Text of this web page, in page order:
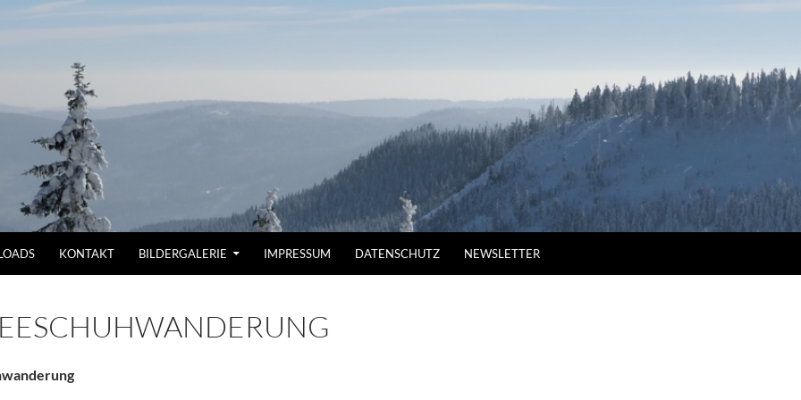
KONTAKT BILDERGALERIE IMPRESSUM DATENSCHUTZ NEWSLETTER